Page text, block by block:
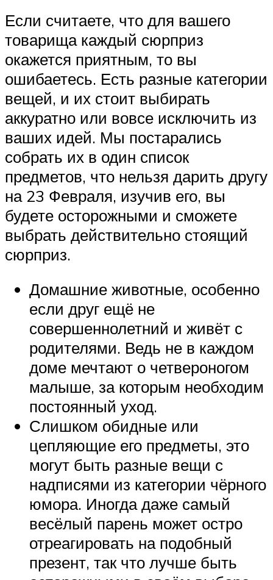
Если считаете, что для вашего
товарища каждый сюрприз
окажется приятным, то вы
ошибаетесь. Есть разные категории
вещей, и их стоит выбирать
аккуратно или вовсе исключить из
ваших идей. Мы постарались
собрать их в один список
предметов, что нельзя дарить другу
на 23 Февраля, изучив его, вы
будете осторожными и сможете
выбрать действительно стоящий
сюрприз.
Домашние животные, особенно
если друг ещё не
совершеннолетний и живёт с
родителями. Ведь не в каждом
доме мечтают о четвероногом
малыше, за которым необходим
постоянный уход.
Слишком обидные или
цепляющие его предметы, это
могут быть разные вещи с
надписями из категории чёрного
юмора. Иногда даже самый
весёлый парень может остро
отреагировать на подобный
презент, так что лучше быть